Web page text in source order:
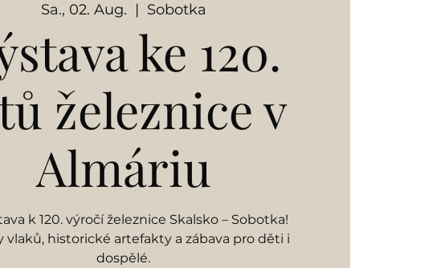
Sa., 02. Aug.
  |
Sobotka
ke 120.
železnice v
Almáriu
k 120. výročí železnice Skalsko – Sobotka!
vlaků, historické artefakty a zábava pro děti i
dospělé.